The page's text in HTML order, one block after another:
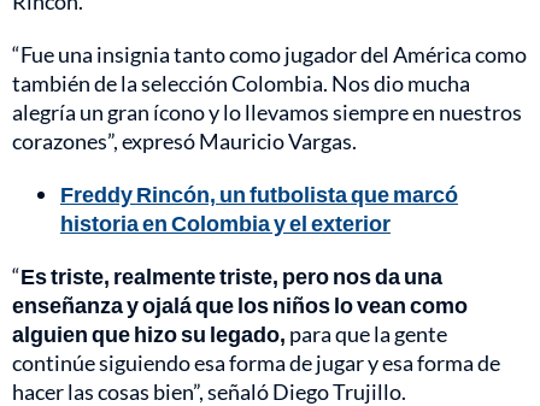
“Fue una insignia tanto como jugador del América como
también de la selección Colombia. Nos dio mucha
alegría un gran ícono y lo llevamos siempre en nuestros
corazones”, expresó Mauricio Vargas.
Freddy Rincón, un futbolista que marcó
historia en Colombia y el exterior
“Es triste, realmente triste, pero nos da una
enseñanza y ojalá que los niños lo vean como
alguien que hizo su legado, para que la gente
continúe siguiendo esa forma de jugar y esa forma de
hacer las cosas bien”, señaló Diego Trujillo.